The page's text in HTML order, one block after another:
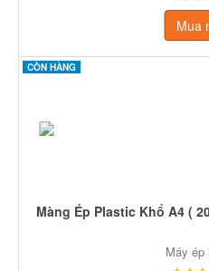
Mua
CÒN HÀNG
Màng Ép Plastic Khổ A4 (
Máy ép